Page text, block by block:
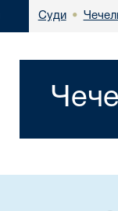
Суди •